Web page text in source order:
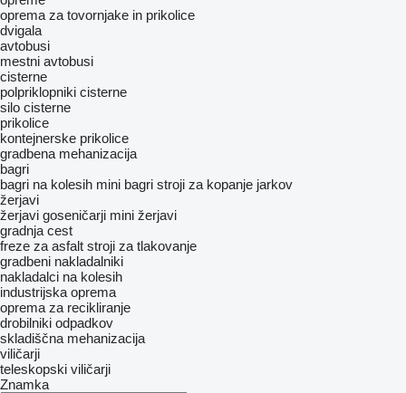
oprema za tovornjake in prikolice
dvigala
avtobusi
mestni avtobusi
cisterne
polpriklopniki cisterne
silo cisterne
prikolice
kontejnerske prikolice
gradbena mehanizacija
bagri
bagri na kolesih mini bagri stroji za kopanje jarkov
žerjavi
žerjavi goseničarji mini žerjavi
gradnja cest
freze za asfalt stroji za tlakovanje
gradbeni nakladalniki
nakladalci na kolesih
industrijska oprema
oprema za recikliranje
drobilniki odpadkov
skladiščna mehanizacija
viličarji
teleskopski viličarji
Znamka